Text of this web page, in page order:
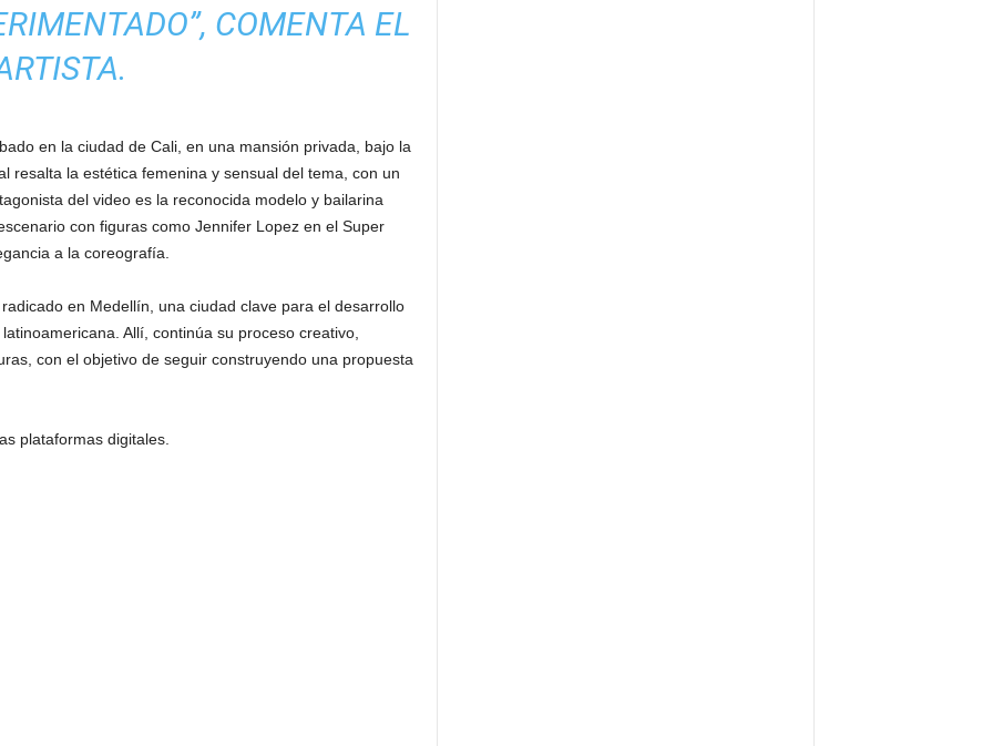
COMENTA EL
en la ciudad de Cali, en una mansión privada, bajo la
resalta la estética femenina y sensual del tema, con un
del video es la reconocida modelo y bailarina
con figuras como Jennifer Lopez en el Super
a la coreografía.
en Medellín, una ciudad clave para el desarrollo
Allí, continúa su proceso creativo,
con el objetivo de seguir construyendo una propuesta
plataformas digitales.